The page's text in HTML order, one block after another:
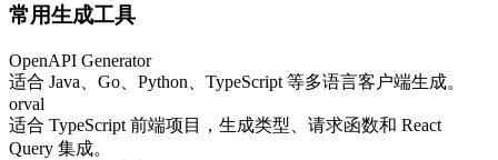
常用生成工具
OpenAPI Generator
适合 Java、Go、Python、TypeScript 等多语言客户端生成。
orval
适合 TypeScript 前端项目，生成类型、请求函数和 React
Query 集成。